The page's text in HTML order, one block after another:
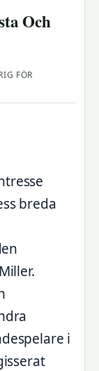
Och
FÖR
breda
i